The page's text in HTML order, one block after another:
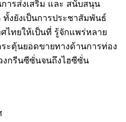
ารส่งเสริม และ สนับสนุน
ทั้งยังเป็นการประชาสัมพันธ์
ไทยให้เป็นที่ รู้จักแพร่หลาย
ะตุ้นยอดขายทางด้านการท่อง
งกรีนซีซั่นจนถึงไฮซีซั่น